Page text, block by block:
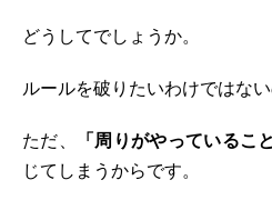
どうしてでしょうか。
ルールを破りたいわけではない
ただ、 「周りがやっているこ
じてしまうからです。